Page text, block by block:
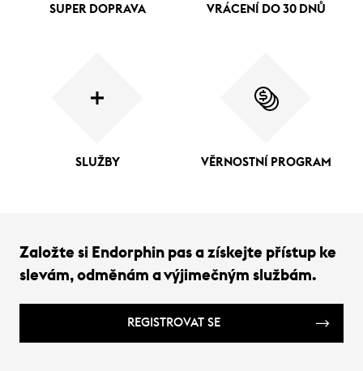
SUPER DOPRAVA VRÁCENÍ DO 30 DNŮ
SLUŽBY VĚRNOSTNÍ PROGRAM
Založte si Endorphin pas a získejte přístup ke
slevám, odměnám a výjimečným službám.
REGISTROVAT SE